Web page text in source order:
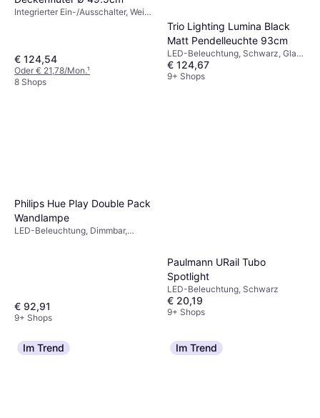
Integrierter Ein-/Ausschalter, Weiß,
€ 124,54
Oder € 21,78/Mon.¹
8 Shops
Trio Lighting Lumina Black
Matt Pendelleuchte 93cm
LED-Beleuchtung, Schwarz, Glas,
Metall, IP-Schutzart: IP20,
Lampensockel: E14
€ 124,67
9+ Shops
Philips Hue Play Double Pack
Wandlampe
LED-Beleuchtung, Dimmbar,
€ 92,91
9+ Shops
Paulmann URail Tubo
Spotlight
LED-Beleuchtung, Schwarz
€ 20,19
9+ Shops
Im Trend Im Trend